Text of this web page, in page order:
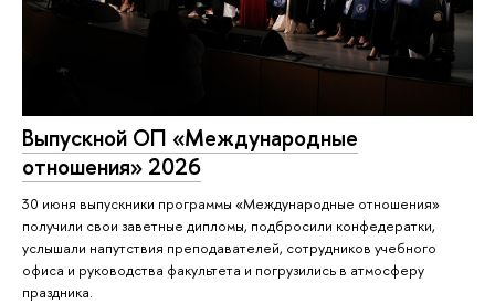
Выпускной ОП «Международные
отношения» 2026
30 июня выпускники программы «Международные отношения»
получили свои заветные дипломы, подбросили конфедератки,
услышали напутствия преподавателей, сотрудников учебного
офиса и руководства факультета и погрузились в атмосферу
праздника.